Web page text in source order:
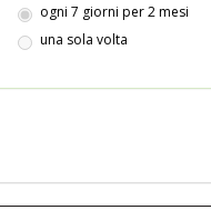
ogni 7 giorni per 2 mesi
una sola volta